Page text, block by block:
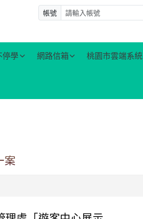
帳號
停學 網路信箱 桃園市雲端系統
案